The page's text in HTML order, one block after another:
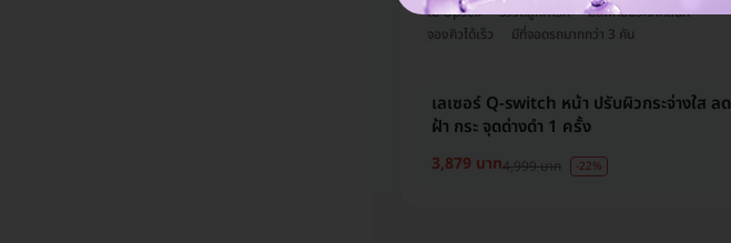
ไม่ Upsell รีวิวดีลูกค้ารัก
มีแพทย์ประจำคลินิก
จองคิวได้เร็ว
มีที่จอดรถมากกว่า 3 คัน
เลเซอร์ Q-switch หน้า ปรับผิวกระจ่างใส ลด
ฝ้า กระ จุดด่างดำ 1 ครั้ง
3,879 บาท4,999 บาท -22%